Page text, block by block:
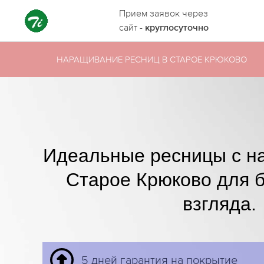
Прием заявок через
сайт - круглосуточно
НАРАЩИВАНИЕ РЕСНИЦ В СТАРОЕ КРЮКОВО
Идеальные ресницы с
Старое Крюково для
взгляда.
5 дней гарантия на покрытие